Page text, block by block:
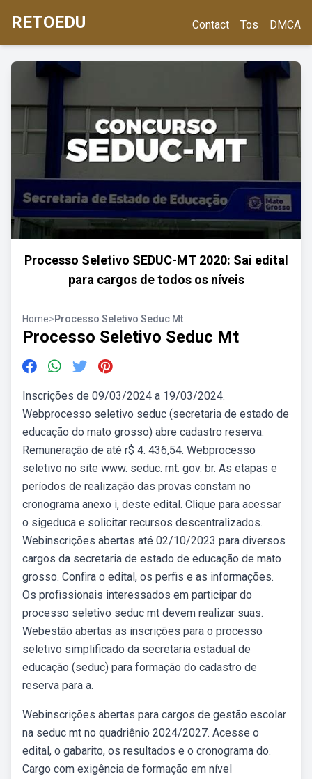
RETOEDU Contact Tos DMCA
Processo Seletivo SEDUC-MT 2020: Sai edital
para cargos de todos os níveis
Home>Processo Seletivo Seduc Mt
Processo Seletivo Seduc Mt
Inscrições de 09/03/2024 a 19/03/2024.
Webprocesso seletivo seduc (secretaria de estado de
educação do mato grosso) abre cadastro reserva.
Remuneração de até r$ 4. 436,54. Webprocesso
seletivo no site www. seduc. mt. gov. br. As etapas e
períodos de realização das provas constam no
cronograma anexo i, deste edital. Clique para acessar
o sigeduca e solicitar recursos descentralizados.
Webinscrições abertas até 02/10/2023 para diversos
cargos da secretaria de estado de educação de mato
grosso. Confira o edital, os perfis e as informações.
Os profissionais interessados em participar do
processo seletivo seduc mt devem realizar suas.
Webestão abertas as inscrições para o processo
seletivo simplificado da secretaria estadual de
educação (seduc) para formação do cadastro de
reserva para a.
Webinscrições abertas para cargos de gestão escolar
na seduc mt no quadriênio 2024/2027. Acesse o
edital, o gabarito, os resultados e o cronograma do.
Cargo com exigência de formação em nível